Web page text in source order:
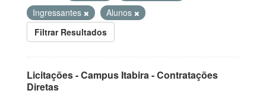
Ingressantes
Alunos
Filtrar Resultados
Licitações - Campus Itabira - Contratações
Diretas